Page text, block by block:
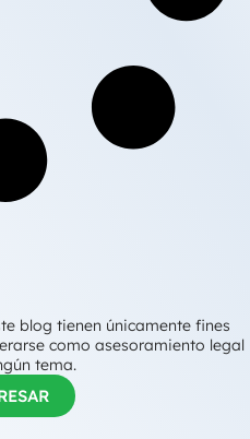
blog tienen únicamente fines
como asesoramiento legal
tema.